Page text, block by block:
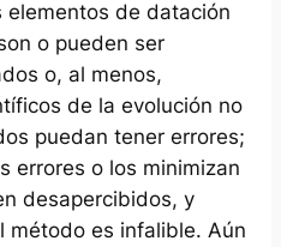
de datación
o pueden ser
o, al menos,
de la evolución no
puedan tener errores;
errores o los minimizan
desapercibidos, y
método es infalible. Aún